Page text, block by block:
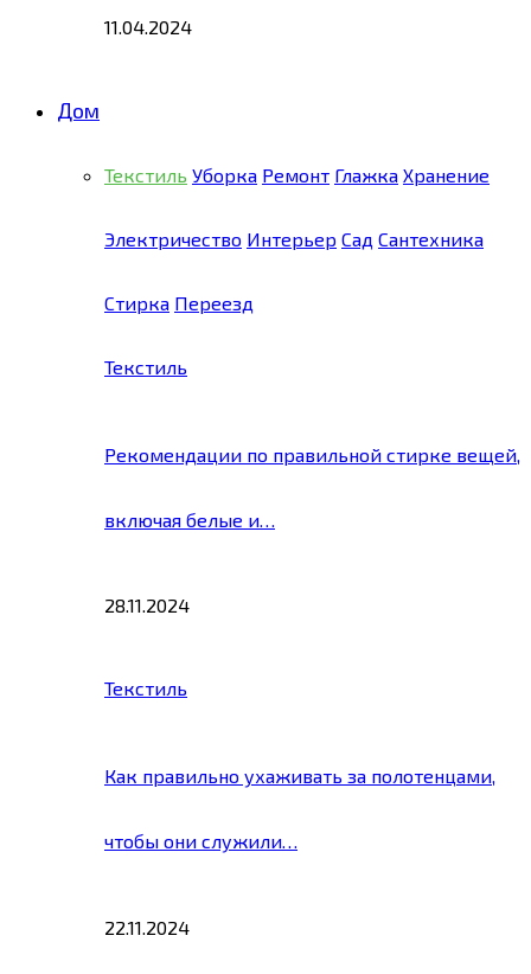
11.04.2024
Дом
Текстиль Уборка Ремонт Глажка Хранение
Электричество Интерьер Сад Сантехника
Стирка Переезд
Текстиль
Рекомендации по правильной стирке вещей,
включая белые и…
28.11.2024
Текстиль
Как правильно ухаживать за полотенцами,
чтобы они служили…
22.11.2024